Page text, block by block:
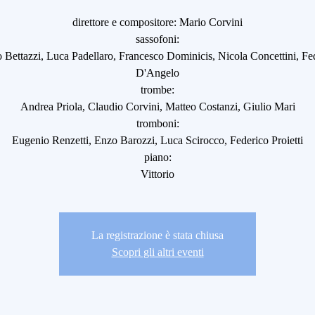
direttore e compositore: Mario Corvini
sassofoni:
Bettazzi, Luca Padellaro, Francesco Dominicis, Nicola Concettini,
D'Angelo
trombe:
Andrea Priola, Claudio Corvini, Matteo Costanzi, Giulio Mari
tromboni:
Eugenio Renzetti, Enzo Barozzi, Luca Scirocco, Federico Proietti
piano:
Vittorio
La registrazione è stata chiusa
Scopri gli altri eventi